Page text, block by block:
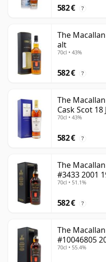
582 € ?
The
alt
70cl • 43%
582 € ?
The
Cask Scot 18
70cl • 43%
582 € ?
The
#3433 2001
70cl • 51.1%
582 € ?
The
#10046805
70cl • 55.4%